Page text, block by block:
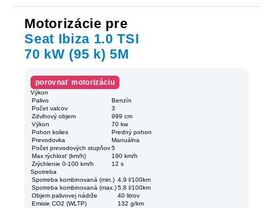
Motorizácie pre
Seat Ibiza 1.0 TSI
70 kW (95 k) 5M
porovnať motorizáciu
Výkon
Palivo
Benzín
Počet valcov
3
Zdvihový objem
999 cm
Výkon
70 kw
Pohon kolies
Predný pohon
Prevodovka
Manuálna
Počet prevodových stupňov 5
Max rýchlosť (km/h)
190 km/h
Zrýchlenie 0-100 km/h
12 s
Spotreba
Spotreba kombinovaná (min.) 4,9 l/100km
Spotreba kombinovaná (max.) 5,8 l/100km
Objem palivovej nádrže
40 litrov
Emisie CO2 (WLTP)
132 g/km